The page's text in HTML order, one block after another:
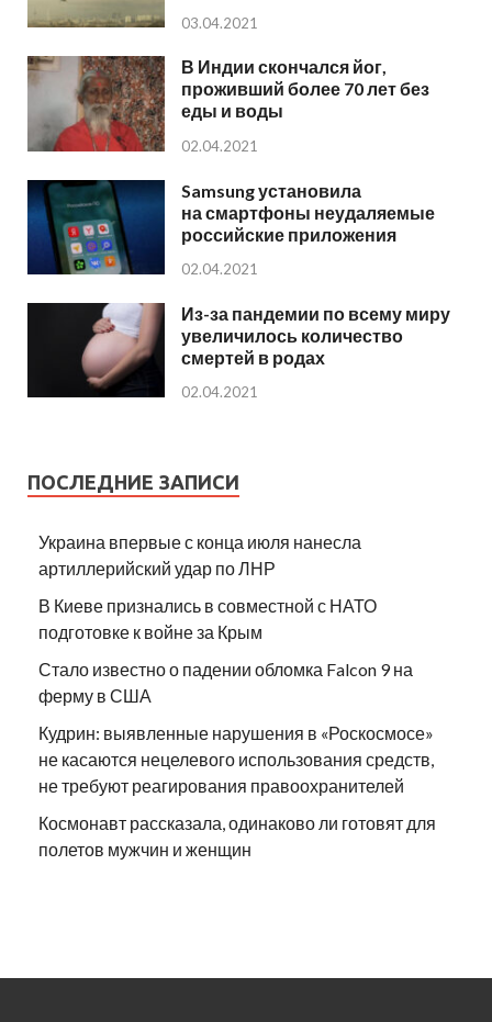
03.04.2021
В Индии скончался йог,
проживший более 70 лет без
еды и воды
02.04.2021
Samsung установила
на смартфоны неудаляемые
российские приложения
02.04.2021
Из-за пандемии по всему миру
увеличилось количество
смертей в родах
02.04.2021
ПОСЛЕДНИЕ ЗАПИСИ
Украина впервые с конца июля нанесла
артиллерийский удар по ЛНР
В Киеве признались в совместной с НАТО
подготовке к войне за Крым
Стало известно о падении обломка Falcon 9 на
ферму в США
Кудрин: выявленные нарушения в «Роскосмосе»
не касаются нецелевого использования средств,
не требуют реагирования правоохранителей
Космонавт рассказала, одинаково ли готовят для
полетов мужчин и женщин